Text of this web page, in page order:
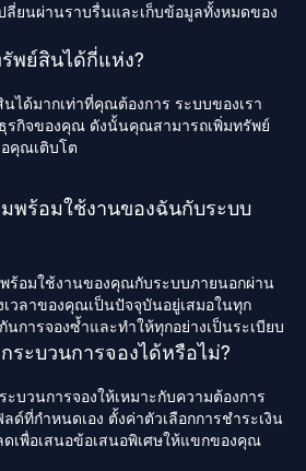
ลี่ยนผ่านราบรื่นและเก็บข้อมูลทั้งหมดของ
พย์สินได้กี่แห่ง?
ได้มากเท่าที่คุณต้องการ ระบบของเรา
รกิจของคุณ ดังนั้นคุณสามารถเพิ่มทรัพย์
อคุณเติบโต
พร้อมใช้งานของฉันกับระบบ
ร้อมใช้งานของคุณกับระบบภายนอกผ่าน
เวลาของคุณเป็นปัจจุบันอยู่เสมอในทุก
การจองซ้ำและทำให้ทุกอย่างเป็นระเบียบ
ระบวนการจองได้หรือไม่?
บวนการจองให้เหมาะกับความต้องการ
ที่กำหนดเอง ตั้งค่าตัวเลือกการชำระเงิน
เพื่อเสนอข้อเสนอพิเศษให้แขกของคุณ